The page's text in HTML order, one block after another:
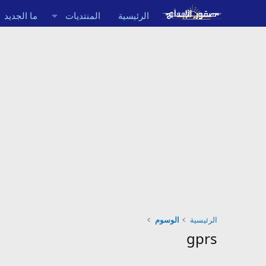
الرئيسية المنتديات ما الجديد
الرئيسية الوسوم
gprs